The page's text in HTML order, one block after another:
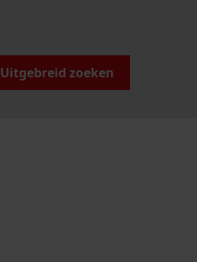
Uitgebreid zoeken